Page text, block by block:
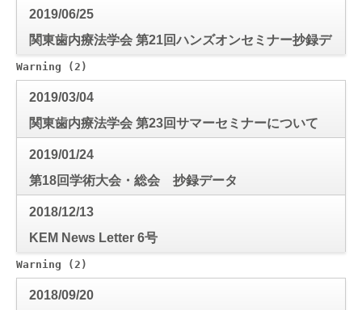
2019/06/25
関東歯内療法学会 第21回ハンズオンセミナー抄録デ
ータ
Warning (2)
2019/03/04
関東歯内療法学会 第23回サマーセミナーについて
2019/01/24
第18回学術大会・総会 抄録データ
2018/12/13
KEM News Letter 6号
Warning (2)
2018/09/20